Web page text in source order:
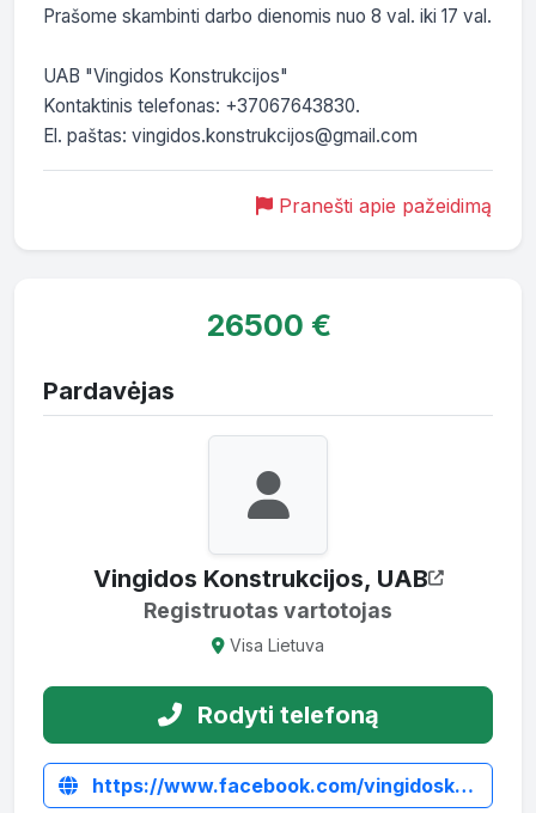
Prašome skambinti darbo dienomis nuo 8 val. iki 17 val.
UAB "Vingidos Konstrukcijos"
Kontaktinis telefonas: +37067643830.
El. paštas: vingidos.konstrukcijos@gmail.com
Pranešti apie pažeidimą
26500 €
Pardavėjas
Vingidos Konstrukcijos, UAB
Registruotas vartotojas
Visa Lietuva
Rodyti telefoną
https://www.facebook.com/vingidoskonstrukcijos/